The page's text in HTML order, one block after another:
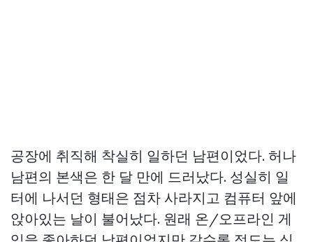
공장에 취직해 착실히 일하던 남편이었다. 허나
남편의 본색은 한 달 만에 드러났다. 성실히 일
터에 나서던 형태은 점차 사라지고 컴퓨터 앞에
앉아있는 날이 불어났다. 원래 온/오프라인 게